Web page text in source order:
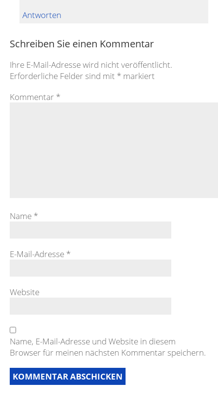
Antworten
Schreiben Sie einen Kommentar
Ihre E-Mail-Adresse wird nicht veröffentlicht.
Erforderliche Felder sind mit * markiert
Kommentar *
Name *
E-Mail-Adresse *
Website
Name, E-Mail-Adresse und Website in diesem
Browser für meinen nächsten Kommentar speichern.